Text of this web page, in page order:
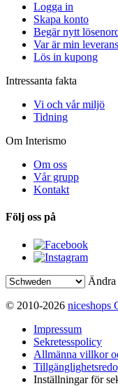
Logga in
Skapa konto
Begär nytt
Var är min
Lös in kupong
Intressanta fakta
Vi och vår miljö
Tidning
Om Interismo
Om oss
Vår grupp
Kontakt
Följ oss på
Ändra
© 2010-2026 niceshops
Impressum
Sekretesspolicy
Allmänna villkor
Inställningar för